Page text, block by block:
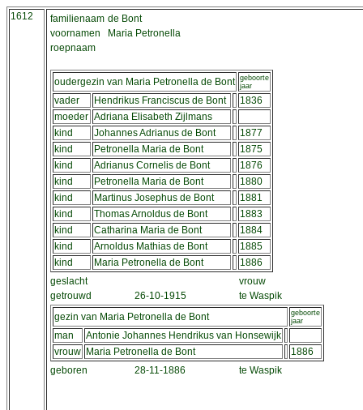
1612 familienaam de Bont
voornamen
Maria Petronella
roepnaam
oudergezin van Maria Petronella de Bont geboorte
jaar
vader Hendrikus Franciscus de Bont
1836
moeder Adriana Elisabeth Zijlmans
kind
Johannes Adrianus de Bont
1877
kind
Petronella Maria de Bont
1875
kind
Adrianus Cornelis de Bont
1876
kind
Petronella Maria de Bont
1880
kind
Martinus Josephus de Bont
1881
kind
Thomas Arnoldus de Bont
1883
kind
Catharina Maria de Bont
1884
kind
Arnoldus Mathias de Bont
1885
kind
Maria Petronella de Bont
1886
geslacht
vrouw
getrouwd
26-10-1915
te Waspik
gezin van Maria Petronella de Bont
geboorte
jaar
man
Antonie Johannes Hendrikus van Honsewijk
vrouw Maria Petronella de Bont
1886
geboren
28-11-1886 te Waspik